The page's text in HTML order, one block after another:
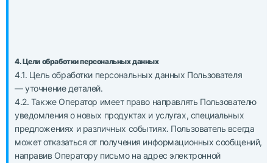
4. Цели обработки персональных данных
4.1. Цель обработки персональных данных Пользователя
— уточнение деталей.
4.2. Также Оператор имеет право направлять Пользователю
уведомления о новых продуктах и услугах, специальных
предложениях и различных событиях. Пользователь всегда
может отказаться от получения информационных сообщений,
направив Оператору письмо на адрес электронной